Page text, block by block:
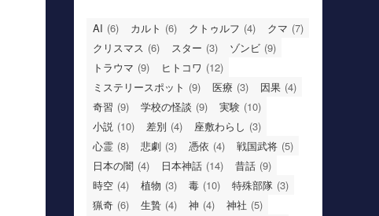
AI (6) カルト (6) クトゥルフ (4) クマ (7)
クリスマス (6) スター (3) ゾンビ (9)
トラウマ (9) ヒトコワ (12)
ミステリースポット (9) 医療 (3) 因果 (4)
奇習 (9) 学校の怪談 (9) 実験 (10)
小説 (10) 差別 (4) 座敷わらし (3)
心霊 (8) 悲劇 (3) 憑依 (4) 戦国武将 (5)
日本の闇 (4) 日本神話 (14) 昔話 (9)
時空 (4) 植物 (3) 毒 (10) 特殊部隊 (3)
猟奇 (6) 生贄 (4) 神 (4) 神社 (5)